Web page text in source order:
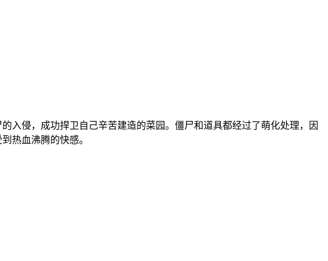
入侵，成功捍卫自己辛苦建造的菜园。僵尸和道具都经过了萌化处理，因
热血沸腾的快感。